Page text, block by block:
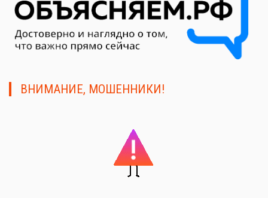
ВНИМАНИЕ, МОШЕННИКИ!